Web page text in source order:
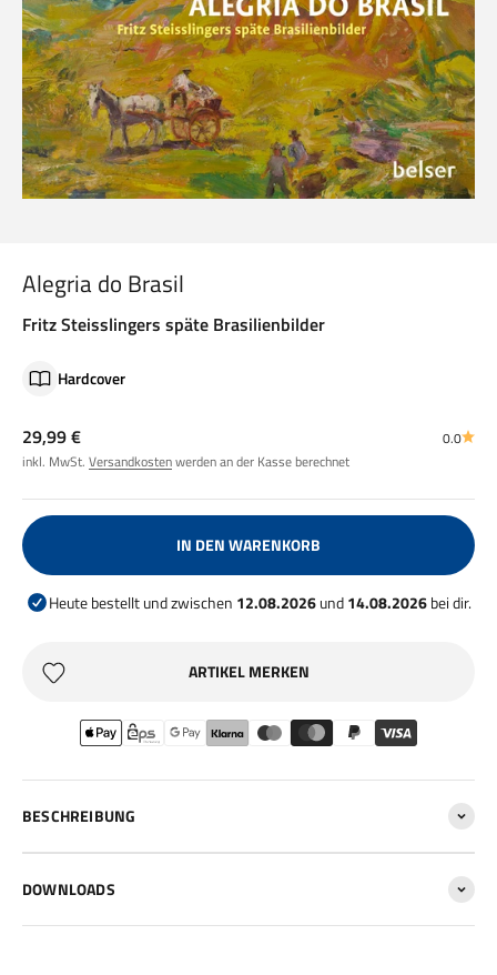
Alegria do Brasil
Fritz Steisslingers späte Brasilienbilder
Hardcover
Angebot
29,99 €
inkl. MwSt. Versandkostenwerden an der Kasse berechnet
0.0
IN DEN WARENKORB
Heute bestellt und zwischen 12.08.2026und14.08.2026bei dir.
ARTIKEL MERKEN
BESCHREIBUNG
DOWNLOADS